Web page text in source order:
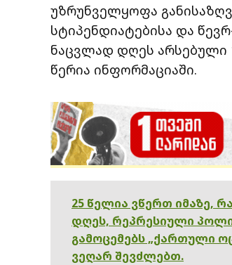
უზრუნველყოფა
სტიპენდიატებისა და
ნაცვლად დღეს არსებული
წერია ინფორმაციაში.
25 წელია ვწერთ იმაზე,
დღეს, რეპრესიული
გამოცემებს „ქართული
ვეღარ შევძლებთ.